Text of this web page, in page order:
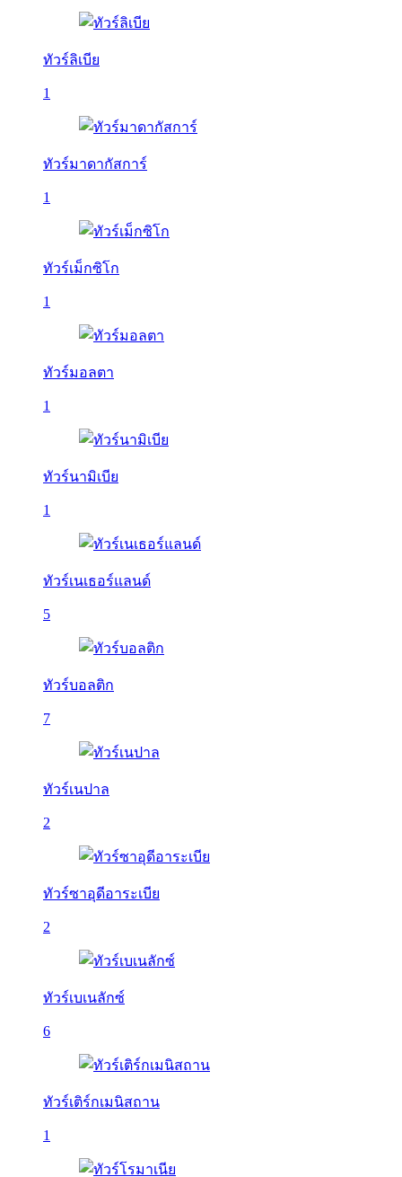
ทัวร์ลิเบีย
1
ทัวร์มาดากัสการ์
1
ทัวร์เม็กซิโก
1
ทัวร์มอลตา
1
ทัวร์นามิเบีย
1
ทัวร์เนเธอร์แลนด์
5
ทัวร์บอลติก
7
ทัวร์เนปาล
2
ทัวร์ซาอุดีอาระเบีย
2
ทัวร์เบเนลักซ์
6
ทัวร์เติร์กเมนิสถาน
1